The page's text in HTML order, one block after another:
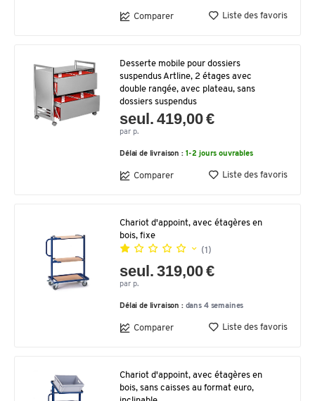
Comparer Liste des favoris
Desserte mobile pour dossiers
suspendus Artline, 2 étages avec
double rangée, avec plateau, sans
dossiers suspendus
seul. 419,00 €
par p.
Délai de livraison : 1-2 jours ouvrables
Comparer Liste des favoris
Chariot d'appoint, avec étagères en
bois, fixe
(1)
seul. 319,00 €
par p.
Délai de livraison : dans 4 semaines
Comparer Liste des favoris
Chariot d'appoint, avec étagères en
bois, sans caisses au format euro,